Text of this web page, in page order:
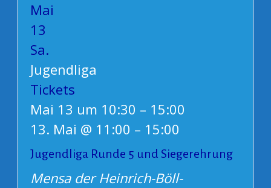
Mai
13
Sa.
Jugendliga
Tickets
Mai 13 um 10:30 – 15:00
13. Mai @ 11:00 – 15:00
Jugendliga Runde 5 und Siegerehrung
Mensa der Heinrich-Böll-